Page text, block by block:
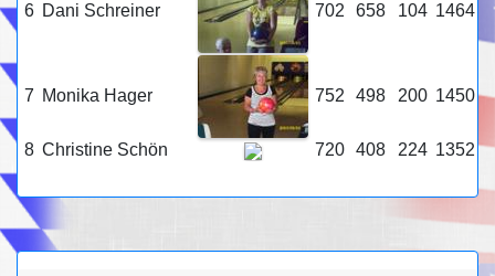
6 Dani Schreiner 702 658 104 1464
7 Monika Hager 752 498 200 1450
8 Christine Schön 720 408 224 1352